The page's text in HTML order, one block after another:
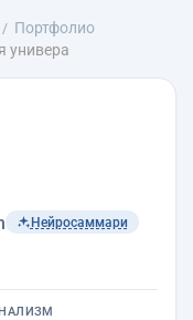
Портфолио
универа
Нейросаммари